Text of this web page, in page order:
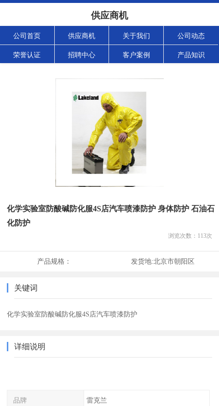
供应商机
公司首页 供应商机 关于我们 公司动态
荣誉认证 招聘中心 客户案例 产品知识
化学实验室防酸碱防化服4S店汽车喷漆防护 身体防护 石油石
化防护
浏览次数： 113次
产品规格： 发货地:北京市朝阳区
关键词
化学实验室防酸碱防化服4S店汽车喷漆防护
详细说明
品牌 雷克兰